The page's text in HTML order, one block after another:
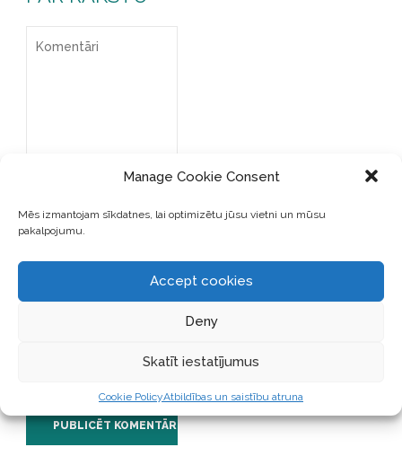
Manage Cookie Consent
Mēs izmantojam sīkdatnes, lai optimizētu jūsu vietni un mūsu
pakalpojumu.
Accept cookies
Deny
Skatīt iestatījumus
Cookie PolicyAtbildības un saistību atruna
SAGLABĀJIET MANU VĀRDU,
E-PASTA ADRESI UN VIETNI